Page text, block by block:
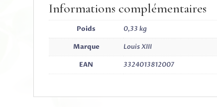
Informations complémentaires
Poids
0,33 kg
Marque
Louis XIII
EAN
3324013812007